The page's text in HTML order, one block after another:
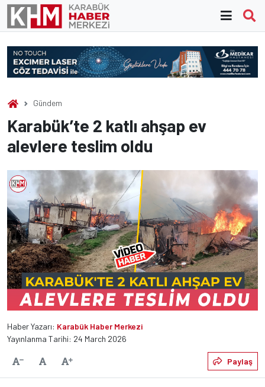
Skip
content
Gündem
Karabük’te 2 katlı ahşap ev
alevlere teslim oldu
Haber Yazarı: Karabük Haber Merkezi
Yayınlanma Tarihi: 24 March 2026
Yazıyı KüçültVarsayılanYazıyı Büyüt Paylaş